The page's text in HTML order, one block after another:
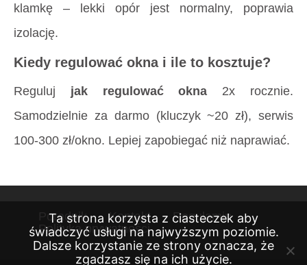
klamkę – lekki opór jest normalny, poprawia
izolację.
Kiedy regulować okna i ile to kosztuje?
Reguluj jak regulować okna 2x rocznie.
Samodzielnie za darmo (kluczyk ~20 zł), serwis
100-300 zł/okno. Lepiej zapobiegać niż naprawiać.
Poradnik Kontakt
Regulamin
Polityka prywatności
Ta strona korzysta z ciasteczek aby
świadczyć usługi na najwyższym poziomie.
Dalsze korzystanie ze strony oznacza, że
zgadzasz się na ich użycie.